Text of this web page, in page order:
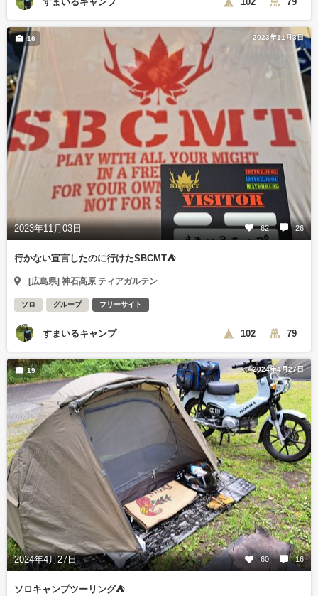
2023年11月3日
2023年11月03日 62 26
16
行かない宣言したのに行けたSBCMT⛺
[広島県] 神石高原 ティアガルテン
ソロ グループ フリーサイト
すまいるキャンプ 102 79
2024年4月27日
2024年4月27日 60 16
19
ソロキャンプツーリング⛺